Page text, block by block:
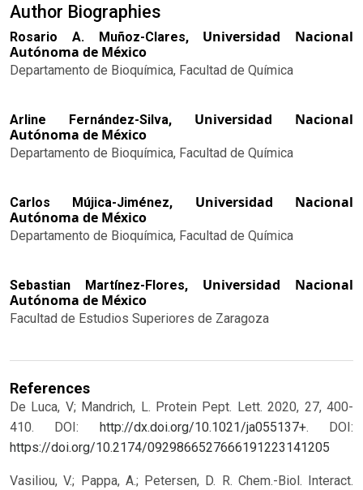
Author Biographies
Rosario A. Muñoz-Clares, Universidad Nacional
Autónoma de México
Departamento de Bioquímica, Facultad de Química
Arline Fernández-Silva, Universidad Nacional
Autónoma de México
Departamento de Bioquímica, Facultad de Química
Carlos Mújica-Jiménez, Universidad Nacional
Autónoma de México
Departamento de Bioquímica, Facultad de Química
Sebastian Martínez-Flores, Universidad Nacional
Autónoma de México
Facultad de Estudios Superiores de Zaragoza
References
De Luca, V; Mandrich, L. Protein Pept. Lett. 2020, 27, 400-
410. DOI: http://dx.doi.org/10.1021/ja055137+. DOI:
https://doi.org/10.2174/0929866527666191223141205
Vasiliou, V.; Pappa, A.; Petersen, D. R. Chem.-Biol. Interact.